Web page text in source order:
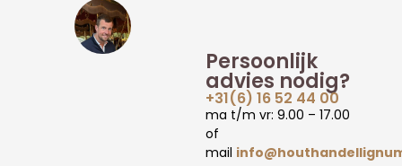
Persoonlijk
advies nodig?
+31(6) 16 52 44 00
ma t/m vr: 9.00 – 17.00
of
mail